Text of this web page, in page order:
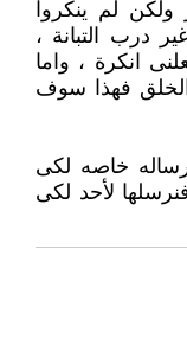
لم ينكروا
درب التبانة ،
انكرة ، واما
فهذا سوف
خاصه لكى
لأحد لكى